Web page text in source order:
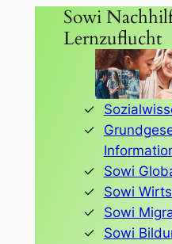
Sowi
Lernzuflucht
Sowi
Sowi
Sowi
Sowi